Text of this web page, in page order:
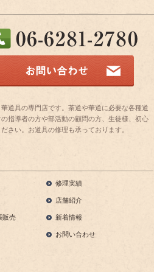
道具の専門店です。茶道や華道に必要な各種道
指導者の方や部活動の顧問の方、生徒様、初心
さい。お道具の修理も承っております。
販売
修理実績
店舗紹介
新着情報
お問い合わせ